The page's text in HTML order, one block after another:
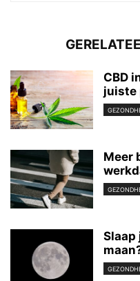
CBD
juiste
Meer
Slaap